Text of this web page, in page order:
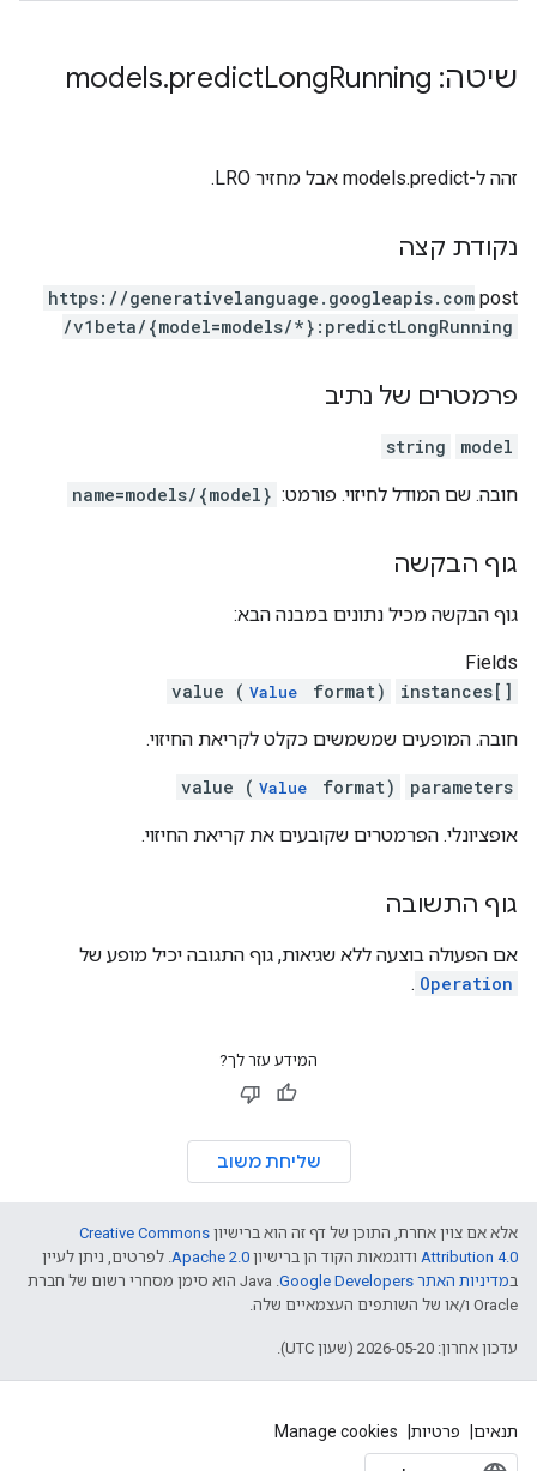
שיטה: models .predictLongRunning
זהה ל-models.predict אבל מחזיר LRO.
נקודת קצה
post
https: / /generativelanguage.googleapis.com
/v1beta/{model=models/*}:predictLongRunning
פרמטרים של נתיב
model
string
חובה. שם המודל לחיזוי. פורמט: name=models/{model}
גוף הבקשה
גוף הבקשה מכיל נתונים במבנה הבא:
Fields
instances[]
value ( Value format)
חובה. המופעים שמשמשים כקלט לקריאת החיזוי.
parameters
value ( Value format)
אופציונלי. הפרמטרים שקובעים את קריאת החיזוי.
גוף התשובה
אם הפעולה בוצעה ללא שגיאות, גוף התגובה יכיל מופע של
Operation
.
המידע עזר לך?
שליחת משוב
אלא אם צוין אחרת, התוכן של דף זה הוא ברישיון Creative Commons
Attribution 4.0 ודוגמאות הקוד הן ברישיון Apache 2.0. לפרטים, ניתן לעיין
במדיניות האתר Google Developers‏
.‏ Java הוא סימן מסחרי רשום של חברת
Oracle ו/או של השותפים העצמאיים שלה.
עדכון אחרון: 2026-05-20 (שעון UTC).
תנאים פרטיות Manage cookies